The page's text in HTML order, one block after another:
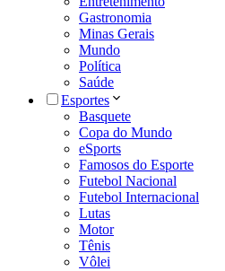
Gastronomia
Minas Gerais
Mundo
Política
Saúde
Esportes
Basquete
Copa do Mundo
eSports
Famosos do Esporte
Futebol Nacional
Futebol Internacional
Lutas
Motor
Tênis
Vôlei